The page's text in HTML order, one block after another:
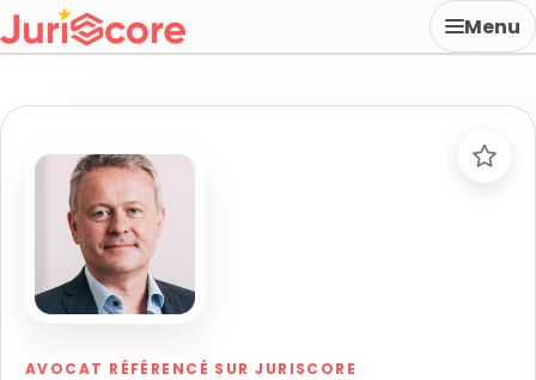
Menu
AVOCAT RÉFÉRENCÉ SUR JURISCORE